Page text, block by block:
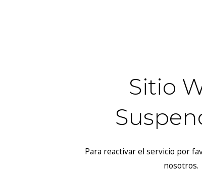
Sitio
Para reactivar el servicio por
nosotros.